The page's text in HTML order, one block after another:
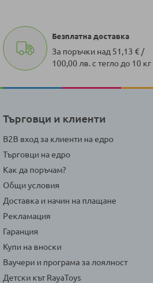
Безплатна доставка
За поръчки над 51,13 € /
100,00 лв. с тегло до 10 кг
Търговци и клиенти
B2B вход за клиенти на едро
Търговци на едро
Как да поръчам?
Общи условия
Доставка и начин на плащане
Рекламация
Гаранция
Купи на вноски
Ваучери и програма за лоялност
Детски кът RayaToys